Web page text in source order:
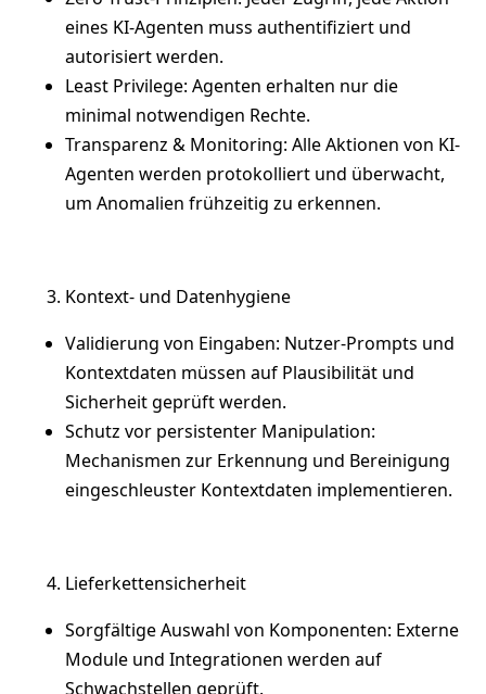
eines KI-Agenten muss authentifiziert und
autorisiert werden.
Least Privilege: Agenten erhalten nur die
minimal notwendigen Rechte.
Transparenz & Monitoring: Alle Aktionen von KI-
Agenten werden protokolliert und überwacht,
um Anomalien frühzeitig zu erkennen.
Kontext- und Datenhygiene
Validierung von Eingaben: Nutzer-Prompts und
Kontextdaten müssen auf Plausibilität und
Sicherheit geprüft werden.
Schutz vor persistenter Manipulation:
Mechanismen zur Erkennung und Bereinigung
eingeschleuster Kontextdaten implementieren.
Lieferkettensicherheit
Sorgfältige Auswahl von Komponenten: Externe
Module und Integrationen werden auf
Schwachstellen geprüft.